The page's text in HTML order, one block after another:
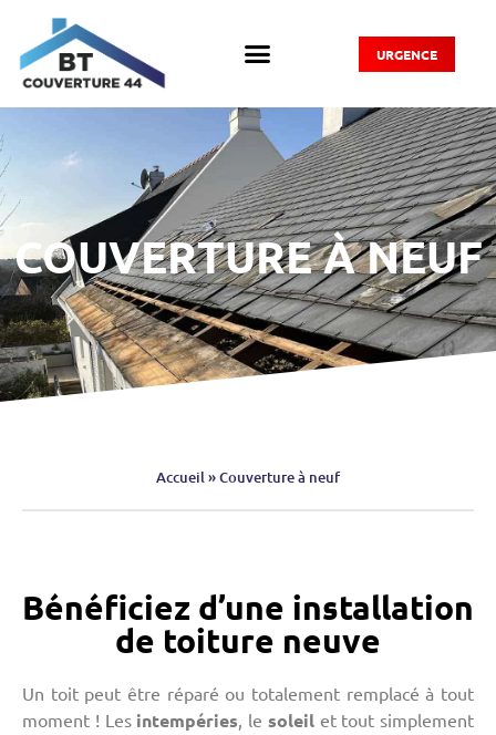
URGENCE
COUVERTURE À NEUF
Accueil»Couverture à neuf
Bénéficiez d’une installation
de toiture neuve
Un toit peut être réparé ou totalement remplacé à tout
moment ! Les intempéries, le soleilet tout simplement